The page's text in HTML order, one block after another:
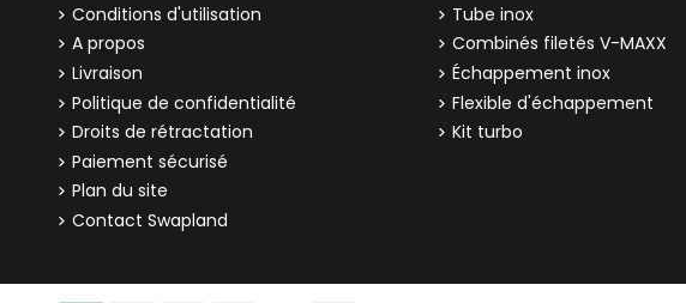
Conditions d'utilisation
A propos
Livraison
Politique de confidentialité
Droits de rétractation
Paiement sécurisé
Plan du site
Contact Swapland
Tube inox
Combinés filetés V-MAXX
Échappement inox
Flexible d'échappement
Kit turbo